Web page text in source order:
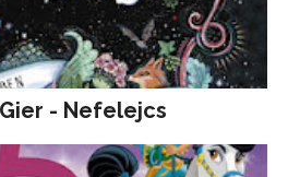
- Nefelejcs